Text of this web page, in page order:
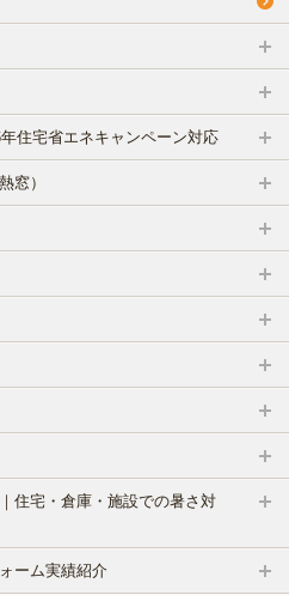
住宅省エネキャンペーン対応
窓）
住宅・倉庫・施設での暑さ対
ーム実績紹介